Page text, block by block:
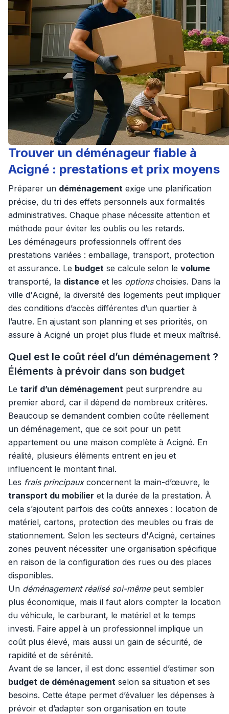
Trouver un déménageur fiable à
Acigné : prestations et prix moyens
Préparer un déménagement exige une planification
précise, du tri des effets personnels aux formalités
administratives. Chaque phase nécessite attention et
méthode pour éviter les oublis ou les retards.
Les déménageurs professionnels offrent des
prestations variées : emballage, transport, protection
et assurance. Le budget se calcule selon le volume
transporté, la distance et les optionschoisies. Dans la
ville d'Acigné, la diversité des logements peut impliquer
des conditions d’accès différentes d’un quartier à
l’autre. En ajustant son planning et ses priorités, on
assure à Acigné un projet plus fluide et mieux maîtrisé.
Quel est le coût réel d’un déménagement ?
Éléments à prévoir dans son budget
Le tarif d’un déménagement peut surprendre au
premier abord, car il dépend de nombreux critères.
Beaucoup se demandent combien coûte réellement
un déménagement, que ce soit pour un petit
appartement ou une maison complète à Acigné. En
réalité, plusieurs éléments entrent en jeu et
influencent le montant final.
Les frais principauxconcernent la main-d’œuvre, le
transport du mobilier et la durée de la prestation. À
cela s’ajoutent parfois des coûts annexes : location de
matériel, cartons, protection des meubles ou frais de
stationnement. Selon les secteurs d'Acigné, certaines
zones peuvent nécessiter une organisation spécifique
en raison de la configuration des rues ou des places
disponibles.
Un déménagement réalisé soi-mêmepeut sembler
plus économique, mais il faut alors compter la location
du véhicule, le carburant, le matériel et le temps
investi. Faire appel à un professionnel implique un
coût plus élevé, mais aussi un gain de sécurité, de
rapidité et de sérénité.
Avant de se lancer, il est donc essentiel d’estimer son
budget de déménagement selon sa situation et ses
besoins. Cette étape permet d’évaluer les dépenses à
prévoir et d’adapter son organisation en toute